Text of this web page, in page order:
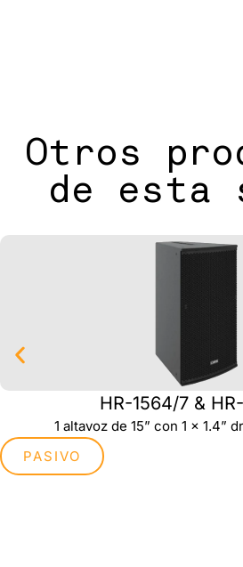
Otros
de esta
HR-1564/7 &
1 altavoz de 15” con 1 x 1.4”
PASIVO